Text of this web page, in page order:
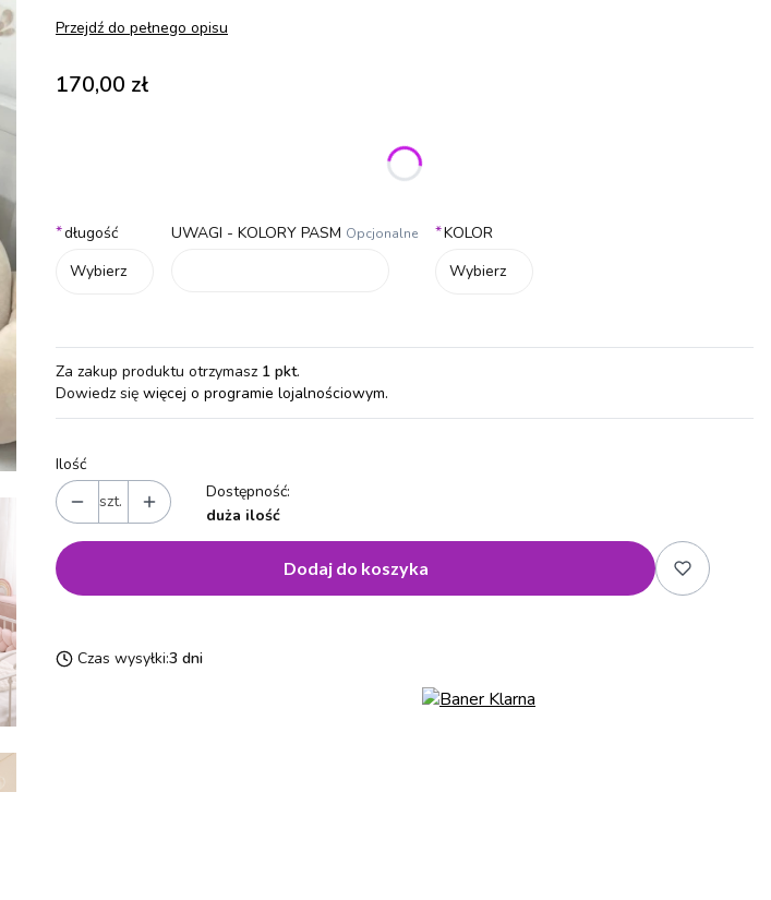
Przejdź do pełnego opisu
Cena
170,00 zł
*długość
Wybierz
UWAGI - KOLORY PASM Opcjonalne *KOLOR
Wybierz
Za zakup produktu otrzymasz 1 pkt.
Dowiedz się więcej o programie lojalnościowym.
Ilość
szt.
Dostępność:
duża ilość
Dodaj do koszyka
Czas wysyłki:3 dni